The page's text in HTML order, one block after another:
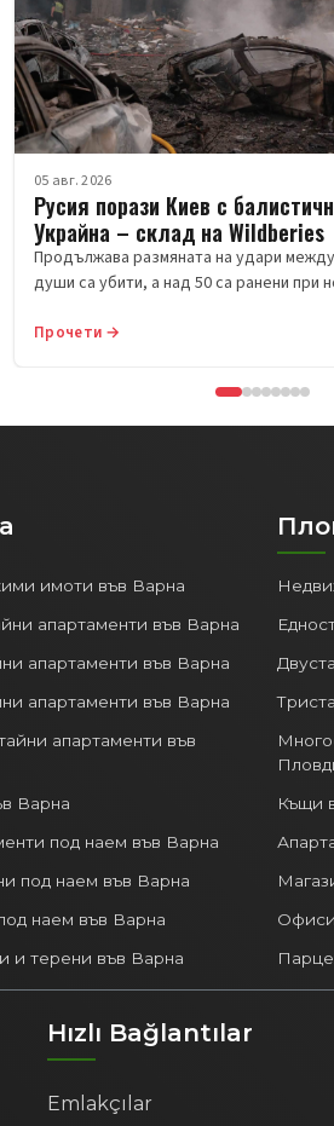
05 авг. 2026
Русия порази Киев с
Украйна – склад на Wildberies
Продължава размяната на удари между
души са убити, а над 50 са ранени при
Прочети →
имоти във Варна
апартаменти във Варна
апартаменти във Варна
апартаменти във Варна
апартаменти във
Варна
под наем във Варна
под наем във Варна
наем във Варна
и терени във Варна
Къщи
Hızlı Bağlantılar
Emlakçılar